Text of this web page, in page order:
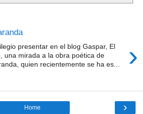
›
presentar en el blog Gaspar, El
una mirada a la obra poética de
quien recientemente se ha es...
›
Home